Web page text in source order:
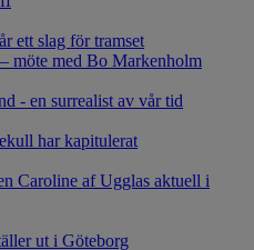
ett slag för tramset
möte med Bo Markenholm
- en surrealist av vår tid
har kapitulerat
Caroline af Ugglas aktuell i
ut i Göteborg